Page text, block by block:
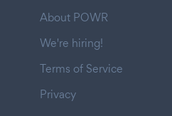
About POWR
We're hiring!
Terms of Service
Privacy